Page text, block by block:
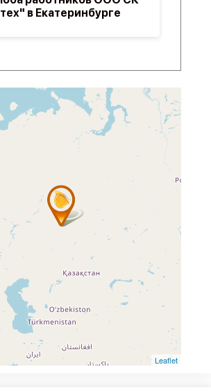
в Екатеринбурге
Leaflet